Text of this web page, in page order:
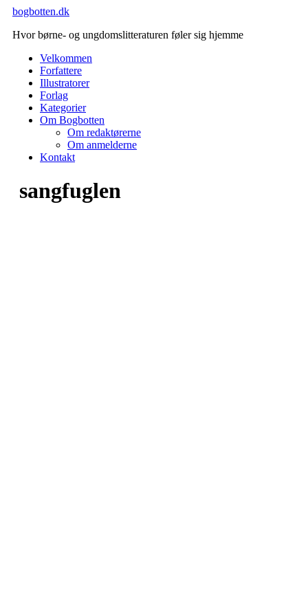
Videre
indhold
bogbotten.dk
Hvor børne- og ungdomslitteraturen føler sig hjemme
Velkommen
Forfattere
Illustratorer
Forlag
Kategorier
Om Bogbotten
Om redaktørerne
Om anmelderne
Kontakt
sangfuglen